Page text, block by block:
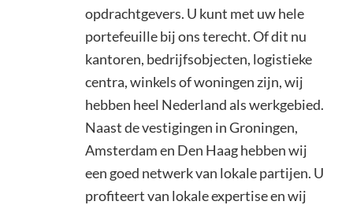
opdrachtgevers. U kunt met uw hele
portefeuille bij ons terecht. Of dit nu
kantoren, bedrijfsobjecten, logistieke
centra, winkels of woningen zijn, wij
hebben heel Nederland als werkgebied.
Naast de vestigingen in Groningen,
Amsterdam en Den Haag hebben wij
een goed netwerk van lokale partijen. U
profiteert van lokale expertise en wij